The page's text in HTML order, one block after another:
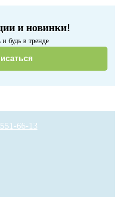
и новинки!
будь в тренде
66-13